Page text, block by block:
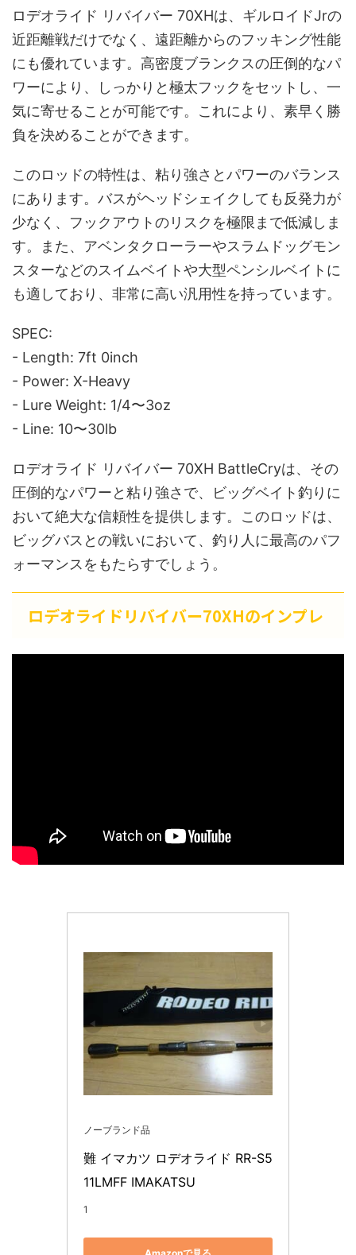
ロデオライド リバイバー 70XHは、ギルロイドJrの
近距離戦だけでなく、遠距離からのフッキング性能
にも優れています。高密度ブランクスの圧倒的なパ
ワーにより、しっかりと極太フックをセットし、一
気に寄せることが可能です。これにより、素早く勝
負を決めることができます。
このロッドの特性は、粘り強さとパワーのバランス
にあります。バスがヘッドシェイクしても反発力が
少なく、フックアウトのリスクを極限まで低減しま
す。また、アベンタクローラーやスラムドッグモン
スターなどのスイムベイトや大型ペンシルベイトに
も適しており、非常に高い汎用性を持っています。
SPEC:
- Length: 7ft 0inch
- Power: X-Heavy
- Lure Weight: 1/4〜3oz
- Line: 10〜30lb
ロデオライド リバイバー 70XH BattleCryは、その
圧倒的なパワーと粘り強さで、ビッグベイト釣りに
おいて絶大な信頼性を提供します。このロッドは、
ビッグバスとの戦いにおいて、釣り人に最高のパフ
ォーマンスをもたらすでしょう。
ロデオライドリバイバー70XHのインプレ
ノーブランド品
難 イマカツ ロデオライド RR-S5
11LMFF IMAKATSU
1